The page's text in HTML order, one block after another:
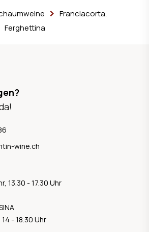
Franciacorta,
Ferghettina
wine.ch
13.30 - 17.30 Uhr
14 - 18.30 Uhr